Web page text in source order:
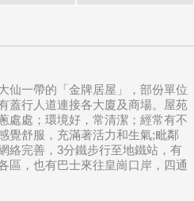
仙一帶的「金牌居屋」，部份單位
蓋行人道連接各大廈及商場。屋苑
處處；環境好，常清潔；經常有不
覺舒服，充滿著活力和生氣;毗鄰
絡完善，3分鐵步行至地鐵站，有
區，也有巴士來往皇崗口岸，四通